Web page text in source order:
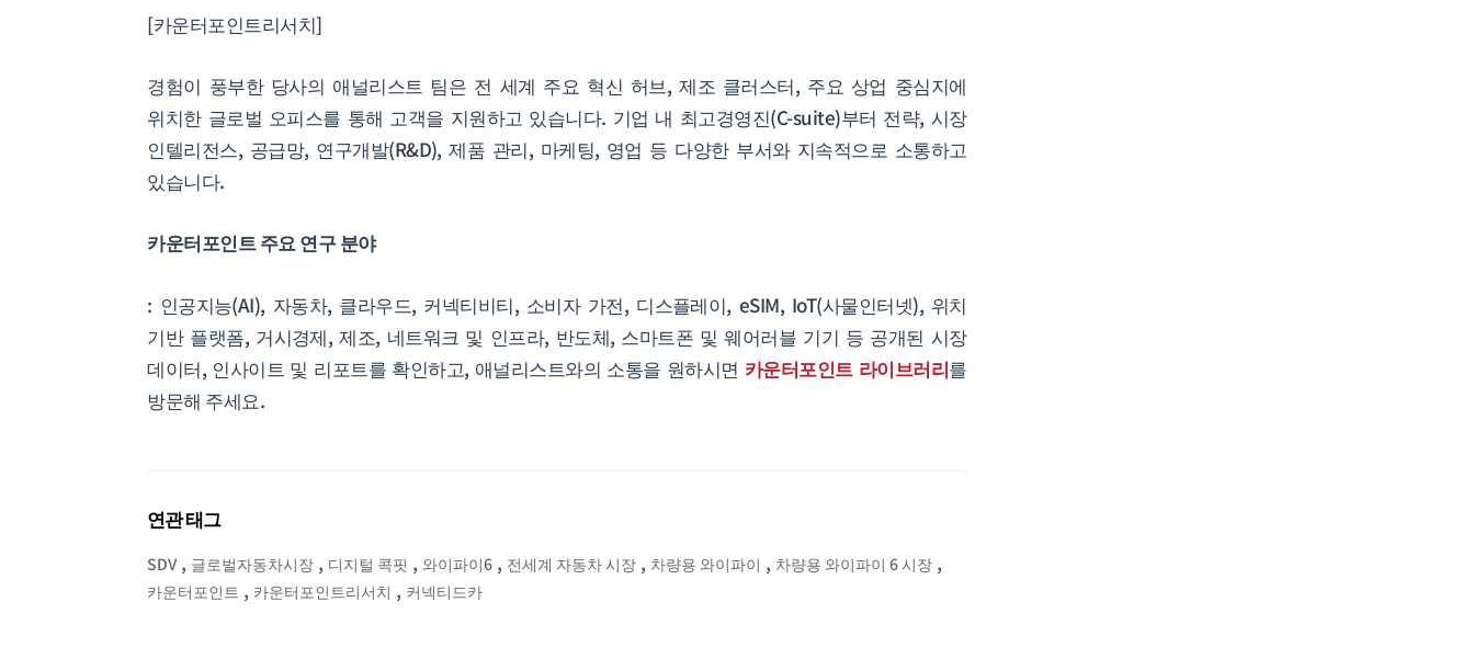
[카운터포인트리서치]
경험이 풍부한 당사의 애널리스트 팀은 전 세계 주요 혁신 허브, 제조 클러스터, 주요 상업 중심지에
위치한 글로벌 오피스를 통해 고객을 지원하고 있습니다. 기업 내 최고경영진(C-suite)부터 전략, 시장
인텔리전스, 공급망, 연구개발(R&D), 제품 관리, 마케팅, 영업 등 다양한 부서와 지속적으로 소통하고
있습니다.
카운터포인트 주요 연구 분야
: 인공지능(AI), 자동차, 클라우드, 커넥티비티, 소비자 가전, 디스플레이, eSIM, IoT(사물인터넷), 위치
기반 플랫폼, 거시경제, 제조, 네트워크 및 인프라, 반도체, 스마트폰 및 웨어러블 기기 등 공개된 시장
데이터, 인사이트 및 리포트를 확인하고, 애널리스트와의 소통을 원하시면 카운터포인트 라이브러리를
방문해 주세요.
연관 태그
SDV , 글로벌자동차시장 , 디지털 콕핏 , 와이파이6 , 전세계 자동차 시장 , 차량용 와이파이 , 차량용 와이파이 6 시장 ,
카운터포인트 , 카운터포인트리서치 , 커넥티드카